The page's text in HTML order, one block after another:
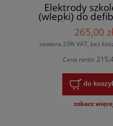
Elektrody
(wlepki) do
AED Philips265,00
zawiera 23% VAT, bez
Cena netto:
do
zobacz